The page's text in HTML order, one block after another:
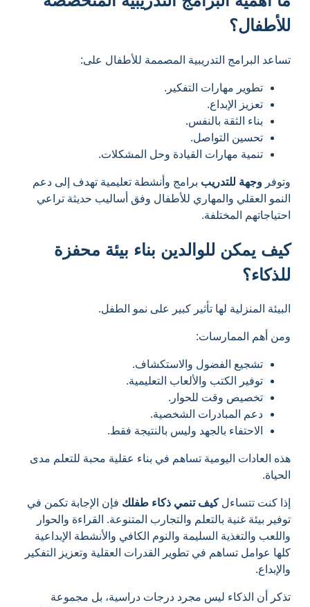
للأطفال؟
تساعد البرامج التدريبية المصممة للأطفال على:
تطوير مهارات التفكير.
تعزيز الإبداع.
بناء الثقة بالنفس.
تحسين التواصل.
تنمية مهارات القيادة وحل المشكلات.
وتوفر وجهة للتدريب برامج وأنشطة تعليمية تهدف إلى دعم
النمو العقلي والمهاري للأطفال وفق أساليب حديثة تراعي
احتياجاتهم المختلفة.
كيف يمكن للوالدين بناء بيئة محفزة
للذكاء؟
البيئة المنزلية لها تأثير كبير على نمو الطفل.
ومن أهم الممارسات:
تشجيع الفضول والاستكشاف.
توفير الكتب والألعاب التعليمية.
تخصيص وقت للحوار.
دعم المبادرات الشخصية.
الاحتفاء بالجهد وليس بالنتيجة فقط.
هذه العادات اليومية تساهم في بناء عقلية محبة للتعلم مدى
الحياة.
إذا كنت تتساءلكيف تنمي ذكاء طفلك فإن الإجابة تكمن في
توفير بيئة غنية بالتعلم والتجارب المتنوعة. القراءة والحوار
واللعب والتغذية السليمة والنوم الكافي والأنشطة الإبداعية
كلها عوامل تساهم في تطوير القدرات العقلية وتعزيز التفكير
والإبداع.
تذكر أن الذكاء ليس مجرد درجات دراسية، بل مجموعة